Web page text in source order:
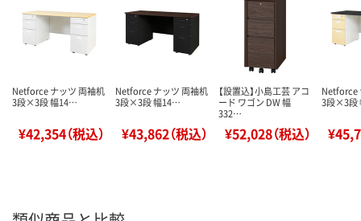
Netforce ナッツ 両袖机
3段×3段 幅14…
¥42,354（税込）
Netforce ナッツ 両袖机
3段×3段 幅14…
¥43,862（税込）
【設置込】小島工芸 アコ
ード ワゴン DW 幅
332…
¥52,028（税込）
Netforce
3段×3段